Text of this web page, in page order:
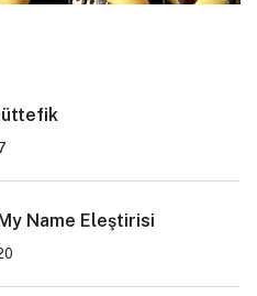
Name Eleştirisi